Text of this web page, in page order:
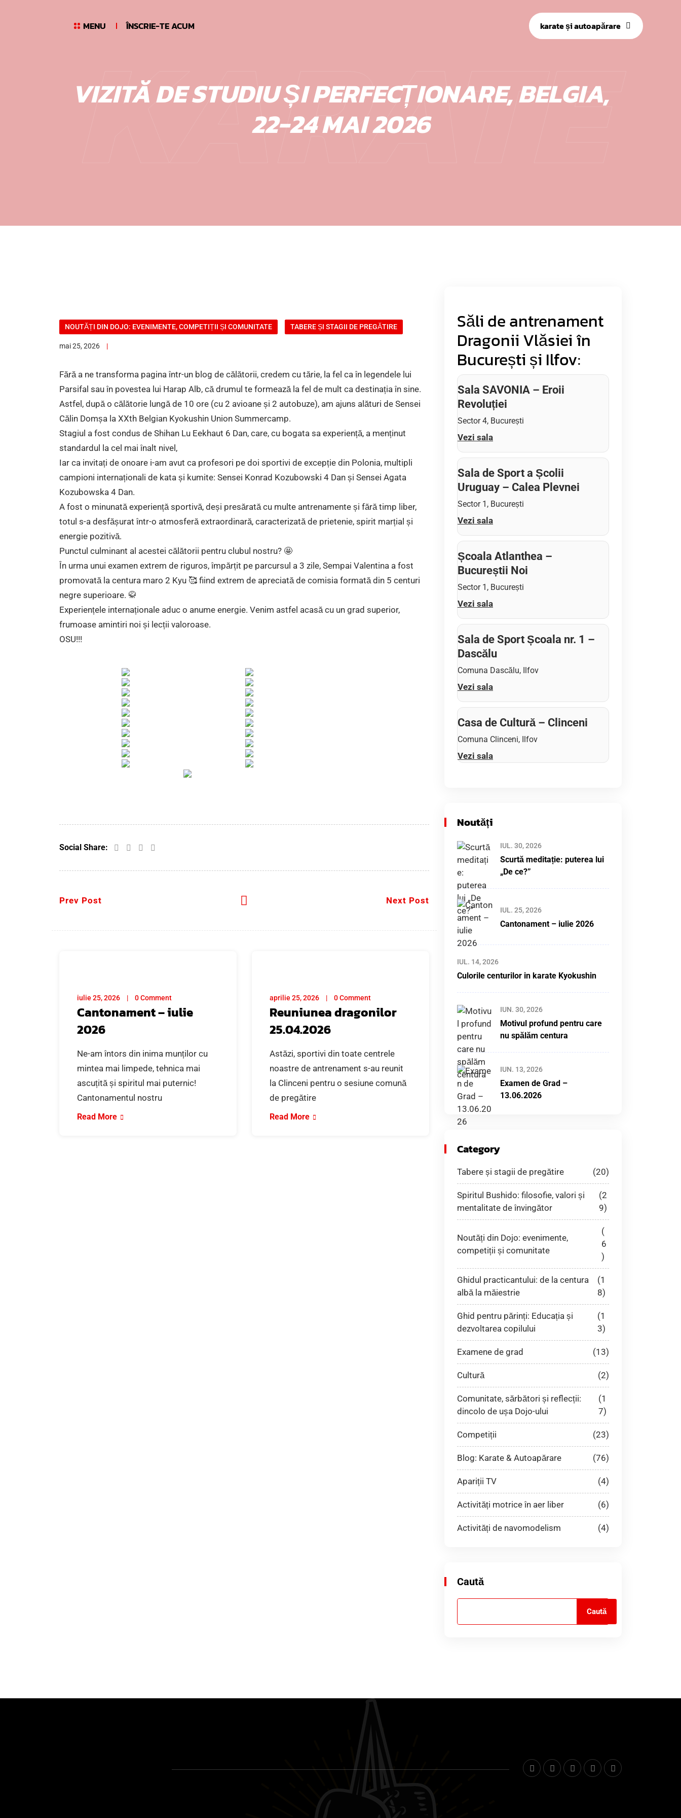
MENU ÎNSCRIE-TE ACUM karate și autoapărare
KARATE
VIZITĂ DE STUDIU ȘI PERFECȚIONARE, BELGIA,
22-24 MAI 2026
NOUTĂȚI DIN DOJO: EVENIMENTE, COMPETIȚII ȘI COMUNITATE TABERE ȘI STAGII DE PREGĂTIRE
mai 25, 2026
Fără a ne transforma pagina într-un blog de călătorii, credem cu tărie, la fel ca în legendele lui
Parsifal sau în povestea lui Harap Alb, că drumul te formează la fel de mult ca destinația în sine.
Astfel, după o călătorie lungă de 10 ore (cu 2 avioane și 2 autobuze), am ajuns alături de Sensei
Călin Domșa la XXth Belgian Kyokushin Union Summercamp.
Stagiul a fost condus de Shihan Lu Eekhaut 6 Dan, care, cu bogata sa experiență, a menținut
standardul la cel mai înalt nivel,
Iar ca invitați de onoare i-am avut ca profesori pe doi sportivi de excepție din Polonia, multipli
campioni internaționali de kata și kumite: Sensei Konrad Kozubowski 4 Dan și Sensei Agata
Kozubowska 4 Dan.
A fost o minunată experiență sportivă, deși presărată cu multe antrenamente și fără timp liber,
totul s-a desfășurat într-o atmosferă extraordinară, caracterizată de prietenie, spirit marțial și
energie pozitivă.
Punctul culminant al acestei călătorii pentru clubul nostru? 🤩
În urma unui examen extrem de riguros, împărțit pe parcursul a 3 zile, Sempai Valentina a fost
promovată la centura maro 2 Kyu 🥰 fiind extrem de apreciată de comisia formată din 5 centuri
negre superioare. 🥋
Experiențele internaționale aduc o anume energie. Venim astfel acasă cu un grad superior,
frumoase amintiri noi și lecții valoroase.
OSU!!!
Social Share:
Prev Post Next Post
iulie 25, 2026 0 Comment
Cantonament – iulie
2026
Ne-am întors din inima munților cu
mintea mai limpede, tehnica mai
ascuțită și spiritul mai puternic!
Cantonamentul nostru
Read More
aprilie 25, 2026 0 Comment
Reuniunea dragonilor
25.04.2026
Astăzi, sportivi din toate centrele
noastre de antrenament s-au reunit
la Clinceni pentru o sesiune comună
de pregătire
Read More
Săli de antrenament
Dragonii Vlăsiei în
București și Ilfov:
Sala SAVONIA – Eroii
Revoluției
Sector 4, București
Vezi sala
Sala de Sport a Școlii
Uruguay – Calea Plevnei
Sector 1, București
Vezi sala
Școala Atlanthea –
Bucureștii Noi
Sector 1, București
Vezi sala
Sala de Sport Școala nr. 1 –
Dascălu
Comuna Dascălu, Ilfov
Vezi sala
Casa de Cultură – Clinceni
Comuna Clinceni, Ilfov
Vezi sala
Noutăți
IUL. 30, 2026
Scurtă meditație: puterea lui
„De ce?”
IUL. 25, 2026
Cantonament – iulie 2026
IUL. 14, 2026
Culorile centurilor in karate Kyokushin
IUN. 30, 2026
Motivul profund pentru care
nu spălăm centura
IUN. 13, 2026
Examen de Grad –
13.06.2026
Category
Tabere și stagii de pregătire (20)
Spiritul Bushido: filosofie, valori și
mentalitate de învingător
(2
9)
Noutăți din Dojo: evenimente,
competiții și comunitate
(
6
)
Ghidul practicantului: de la centura
albă la măiestrie
(1
8)
Ghid pentru părinți: Educația și
dezvoltarea copilului
(1
3)
Examene de grad (13)
Cultură (2)
Comunitate, sărbători și reflecții:
dincolo de ușa Dojo-ului
(1
7)
Competiții (23)
Blog: Karate & Autoapărare (76)
Apariții TV (4)
Activități motrice în aer liber (6)
Activități de navomodelism (4)
Caută
Caută